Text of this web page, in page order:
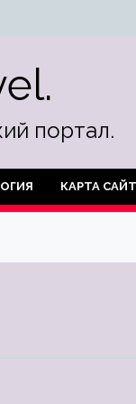
портал.
КАРТА